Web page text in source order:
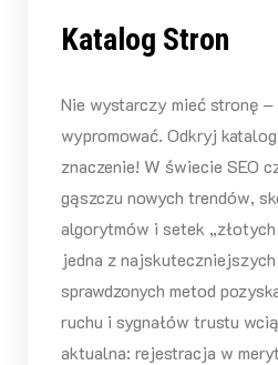
Katalog Stron
Nie wystarczy mieć stronę
wypromować. Odkryj
znaczenie! W świecie SEO
gąszczu nowych trendów,
algorytmów i setek „złotych
jedna z
sprawdzonych metod
ruchu i sygnałów trustu
aktualna: rejestracja w